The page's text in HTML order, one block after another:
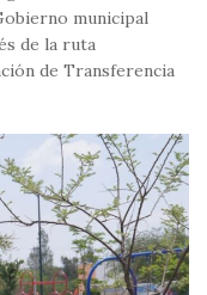
municipal
de la ruta
de Transferencia